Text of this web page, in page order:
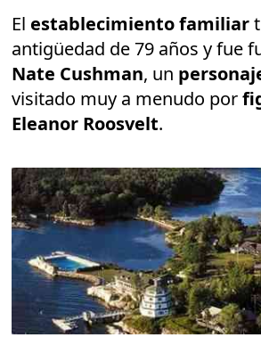
El establecimiento familiar
antigüedad de 79 años y fue
Nate Cushman, un
visitado muy a menudo por
Eleanor Roosvelt.